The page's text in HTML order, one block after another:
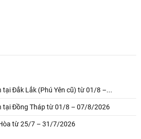
tại Đắk Lắk (Phú Yên cũ) từ 01/8 –...
tại Đồng Tháp từ 01/8 – 07/8/2026
từ 25/7 – 31/7/2026